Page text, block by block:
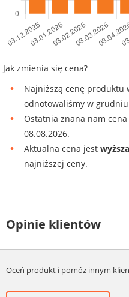
Jak zmienia się cena?
Najniższą cenę produktu
odnotowaliśmy w
Ostatnia znana nam
08.08.2026.
Aktualna cena jest
najniższej ceny.
Opinie klientów
Oceń produkt i pomóż innym